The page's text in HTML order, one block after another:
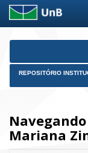
Skip
REPOSITÓRIO
Mariana